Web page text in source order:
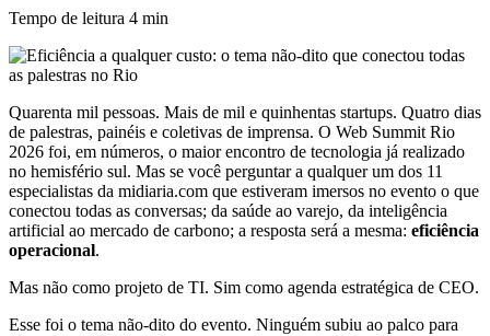
Tempo de leitura 4 min
Quarenta mil pessoas. Mais de mil e quinhentas startups. Quatro dias
de palestras, painéis e coletivas de imprensa. O Web Summit Rio
2026 foi, em números, o maior encontro de tecnologia já realizado
no hemisfério sul. Mas se você perguntar a qualquer um dos 11
especialistas da midiaria.com que estiveram imersos no evento o que
conectou todas as conversas; da saúde ao varejo, da inteligência
artificial ao mercado de carbono; a resposta será a mesma: eficiência
operacional.
Mas não como projeto de TI. Sim como agenda estratégica de CEO.
Esse foi o tema não-dito do evento. Ninguém subiu ao palco para